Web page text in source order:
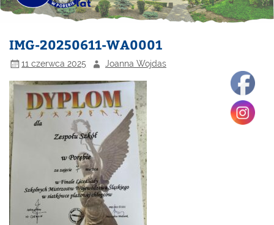
IMG-20250611-WA0001
11 czerwca 2025 Joanna Wojdas